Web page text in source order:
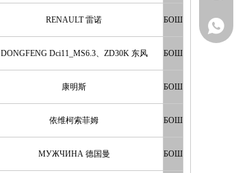
RENAULT 雷诺 БОШ
DONGFENG Dci11_MS6.3、ZD30K 东风 БОШ
康明斯 БОШ
依维柯索菲姆 БОШ
МУЖЧИНА 德国曼 БОШ